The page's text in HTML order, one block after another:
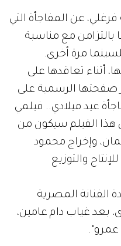
عن المفاجأة التي
مع مناسبة
مرة أخرى.
أثناء تعاقدها على
صفحتها الرسمية على
عيد ميلادي.. فيلمي
هذا الفيلم سيكون من
وإخراج محمود
والتوزيع
الفنانة المصرية
بعد غياب دام عامين،
عمرو".